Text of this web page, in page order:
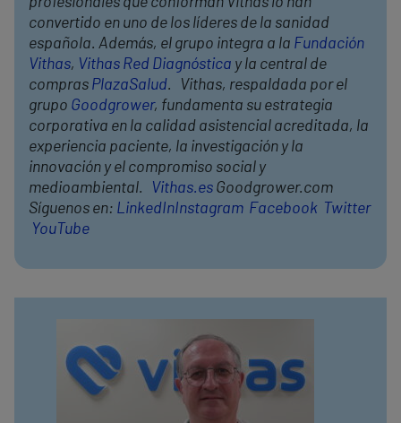
convertido en uno de los líderes de la sanidad
española. Además, el grupo integra a la Fundación
Vithas, Vithas Red Diagnóstica y la central de
compras PlazaSalud. Vithas, respaldada por el
grupo Goodgrower, fundamenta su estrategia
corporativa en la calidad asistencial acreditada, la
experiencia paciente, la investigación y la
innovación y el compromiso social y
medioambiental.
Vithas.es Goodgrower.com
Síguenos en: LinkedInInstagram Facebook Twitter
YouTube